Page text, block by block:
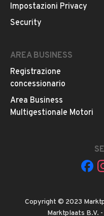
Impostazioni Privacy
Security
AREA BUSINESS
Registrazione
concessionario
Area Business
Multigestionale Motori
Copyright © 2023
Marktplaats B.V.